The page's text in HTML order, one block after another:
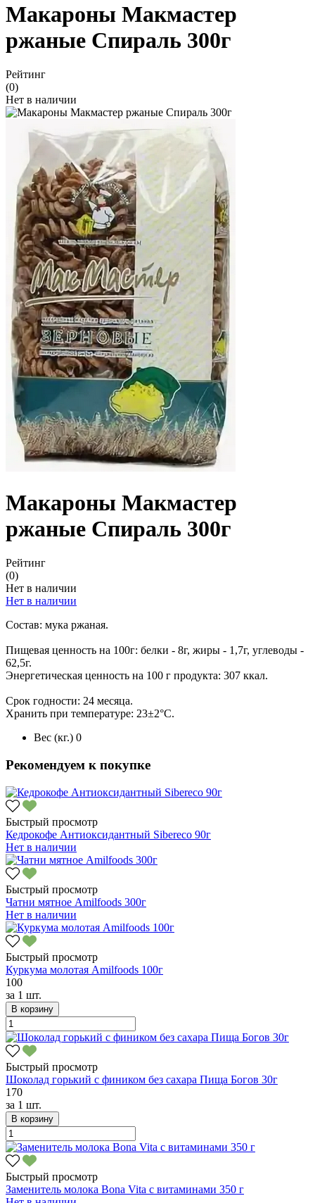
Макароны Макмастер
ржаные Спираль 300г
Рейтинг
(0)
Нет в наличии
Макароны Макмастер
ржаные Спираль 300г
Рейтинг
(0)
Нет в наличии
Нет в наличии
Состав: мука ржаная.
Пищевая ценность на 100г: белки - 8г, жиры - 1,7г, углеводы -
62,5г.
Энергетическая ценность на 100 г продукта: 307 ккал.
Срок годности: 24 месяца.
Хранить при температуре: 23±2°C.
Вес (кг.) 0
Рекомендуем к покупке
Быстрый просмотр
Кедрокофе Антиоксидантный Sibereco 90г
Нет в наличии
Быстрый просмотр
Чатни мятное Amilfoods 300г
Нет в наличии
Быстрый просмотр
Куркума молотая Amilfoods 100г
100
за 1 шт.
В корзину
Быстрый просмотр
Шоколад горький с фиником без сахара Пища Богов 30г
170
за 1 шт.
В корзину
Быстрый просмотр
Заменитель молока Bona Vita с витаминами 350 г